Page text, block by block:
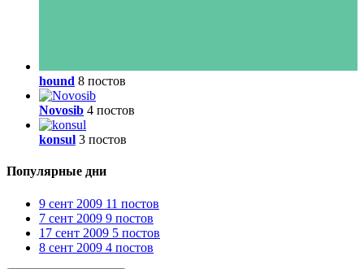
hound 8 постов
Novosib 4 постов
konsul 3 постов
Популярные дни
9 сент 2009 11 постов
7 сент 2009 9 постов
17 сент 2009 5 постов
8 сент 2009 4 постов